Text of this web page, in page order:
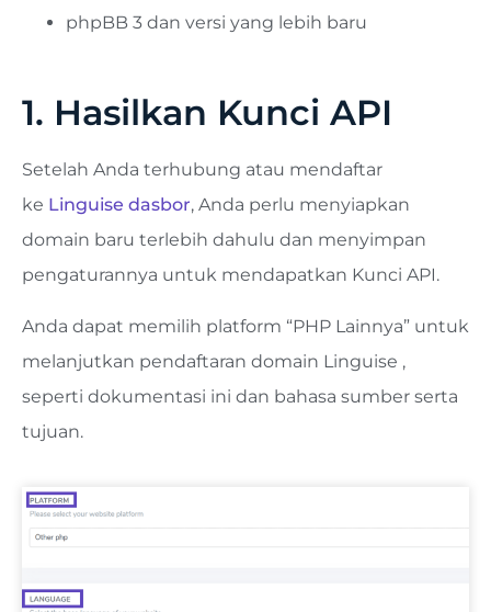
phpBB 3 dan versi yang lebih baru
1. Hasilkan Kunci API
Setelah Anda terhubung atau mendaftar
ke Linguise dasbor, Anda perlu menyiapkan
domain baru terlebih dahulu dan menyimpan
pengaturannya untuk mendapatkan Kunci API.
Anda dapat memilih platform “PHP Lainnya” untuk
melanjutkan pendaftaran domain Linguise ,
seperti dokumentasi ini dan bahasa sumber serta
tujuan.